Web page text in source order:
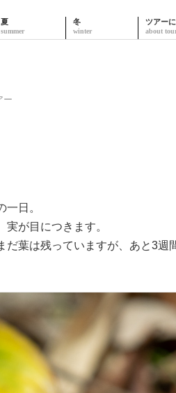
夏 冬 ツアー
ー
一日。
が目につきます。
だ葉は残っていますが、あと3